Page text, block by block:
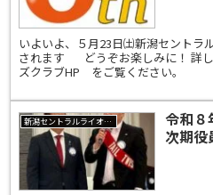
いよいよ、５月23日㈯新潟セントラ
されます どうぞお楽しみに！ 詳
ズクラブHP をご覧ください。
新潟セントラルライオンズクラブ
令和
次期役